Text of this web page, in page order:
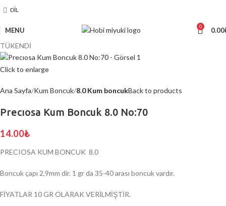
DIL
MENU 0 0.00
TÜKENDİ
Click to enlarge
Ana Sayfa Kum Boncuk 8.0 Kum boncukBack to products
Precıosa Kum Boncuk 8.0 No:70
14.00₺
PRECIOSA KUM BONCUK 8.0
Boncuk çapı 2,9mm dir. 1 gr da 35-40 arası boncuk vardır.
FİYATLAR 10 GR OLARAK VERİLMİŞTİR.